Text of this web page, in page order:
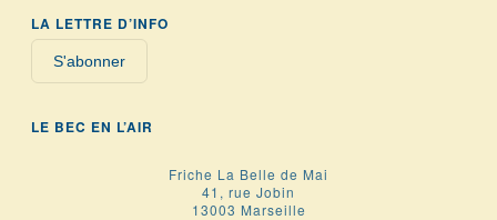
LA LETTRE D’INFO
S'abonner
LE BEC EN L’AIR
Friche La Belle de Mai
41, rue Jobin
13003 Marseille